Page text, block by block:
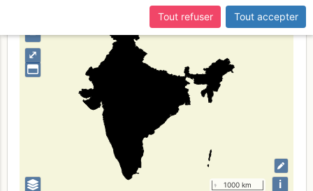
⤢
–
1000 km i
Tout refuser
Tout accepter